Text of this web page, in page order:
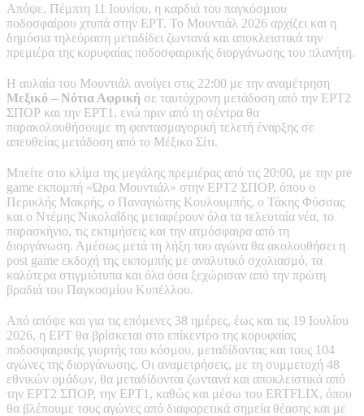
Απόψε, Πέμπτη 11 Ιουνίου, η καρδιά του παγκόσμιου
ποδοσφαίρου χτυπά στην ΕΡΤ. Το Μουντιάλ 2026 αρχίζει και η
δημόσια τηλεόραση μεταδίδει ζωντανά και αποκλειστικά την
πρεμιέρα της κορυφαίας ποδοσφαιρικής διοργάνωσης του πλανήτη.
Η αυλαία του Μουντιάλ ανοίγει στις 22:00 με την αναμέτρηση
Μεξικό – Νότια Αφρική σε ταυτόχρονη μετάδοση από την ΕΡΤ2
ΣΠΟΡ και την ΕΡΤ1, ενώ πριν από τη σέντρα θα
παρακολουθήσουμε τη φαντασμαγορική τελετή έναρξης σε
απευθείας μετάδοση από το Μέξικο Σίτι.
Μπείτε στο κλίμα της μεγάλης πρεμιέρας από τις 20:00, με την pre
game εκπομπή «Ώρα Μουντιάλ» στην ΕΡΤ2 ΣΠΟΡ, όπου ο
Περικλής Μακρής, ο Παναγιώτης Κουλουμπής, ο Τάκης Φύσσας
και ο Ντέμης Νικολαΐδης μεταφέρουν όλα τα τελευταία νέα, το
παρασκήνιο, τις εκτιμήσεις και την ατμόσφαιρα από τη
διοργάνωση. Αμέσως μετά τη λήξη του αγώνα θα ακολουθήσει η
post game εκδοχή της εκπομπής με αναλυτικό σχολιασμό, τα
καλύτερα στιγμιότυπα και όλα όσα ξεχώρισαν από την πρώτη
βραδιά του Παγκοσμίου Κυπέλλου.
Από απόψε και για τις επόμενες 38 ημέρες, έως και τις 19 Ιουλίου
2026, η ΕΡΤ θα βρίσκεται στο επίκεντρο της κορυφαίας
ποδοσφαιρικής γιορτής του κόσμου, μεταδίδοντας και τους 104
αγώνες της διοργάνωσης. Οι αναμετρήσεις, με τη συμμετοχή 48
εθνικών ομάδων, θα μεταδίδονται ζωντανά και αποκλειστικά από
την ΕΡΤ2 ΣΠΟΡ, την ΕΡΤ1, καθώς και μέσω του ERTFLIX, όπου
θα βλέπουμε τους αγώνες από διαφορετικά σημεία θέασης και με